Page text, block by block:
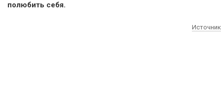
полюбить себя.
Источник